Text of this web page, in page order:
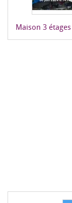
Maison 3